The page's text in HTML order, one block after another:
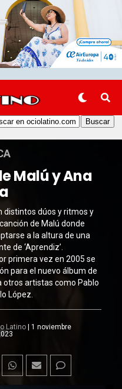
Malú y Ana
distintos dúos y ritmos y
de Malú donde
a la altura de una
de ‘Aprendiz’.
primera vez en 2005 se
para el nuevo álbum de
otros artistas como Pablo
López.
Latino| 1 noviembre